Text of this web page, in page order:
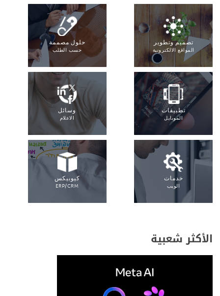
تصميم وتطوير
المواقع الالكترونية
حلول مصممة
حسب الطلب
تطبيقات
الموبايل
وسائل
الاعلام
خدمات
الويب
كيوبيكس
ERP/CRM
الأكثر شعبية